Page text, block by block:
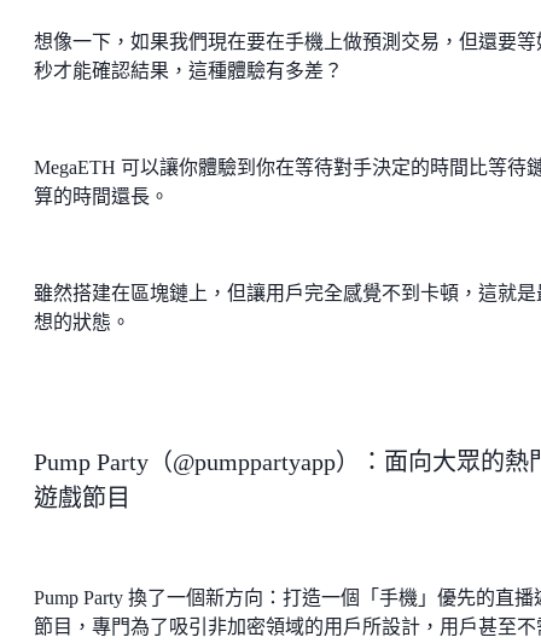
想像一下，如果我們現在要在手機上做預測交易，但還要等
秒才能確認結果，這種體驗有多差？
MegaETH 可以讓你體驗到你在等待對手決定的時間比等待
算的時間還長。
雖然搭建在區塊鏈上，但讓用戶完全感覺不到卡頓，這就是
想的狀態。
Pump Party（@pumppartyapp）：面向大眾的熱
遊戲節目
Pump Party 換了一個新方向：打造一個「手機」優先的直播
節目，專門為了吸引非加密領域的用戶所設計，用戶甚至不